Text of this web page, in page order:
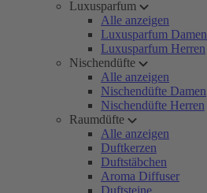
Luxusparfum
Alle anzeigen
Luxusparfum Damen
Luxusparfum Herren
Nischendüfte
Alle anzeigen
Nischendüfte Damen
Nischendüfte Herren
Raumdüfte
Alle anzeigen
Duftkerzen
Duftstäbchen
Aroma Diffuser
Duftsteine